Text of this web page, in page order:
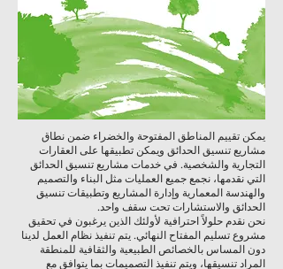
يمكن تقييم المناطق المفتوحة والخضراء ضمن نطاق
مشاريع تنسيق الحدائق ويمكن تطبيقها على العقارات
التجارية والشخصية. في خدمات مشاريع تنسيق الحدائق
التي نقدمها، نجمع جميع العمليات مثل البناء والتصميم
والهندسة المعمارية وإدارة المشاريع وتطبيقات تنسيق
الحدائق والاستشارات تحت سقف واحد.
نحن نقدم حلولاً احترافية لأولئك الذين يرغبون في تحقيق
مشروع تسليم المفتاح النهائي. يتم تنفيذ نظام العمل لدينا
دون المساس بالخصائص الطبيعية والثقافية للمنطقة
المراد تنسيقها، ويتم تنفيذ التصميمات بما يتوافق مع